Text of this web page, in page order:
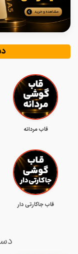
قاب مردانه
قاب جاکارتی دار